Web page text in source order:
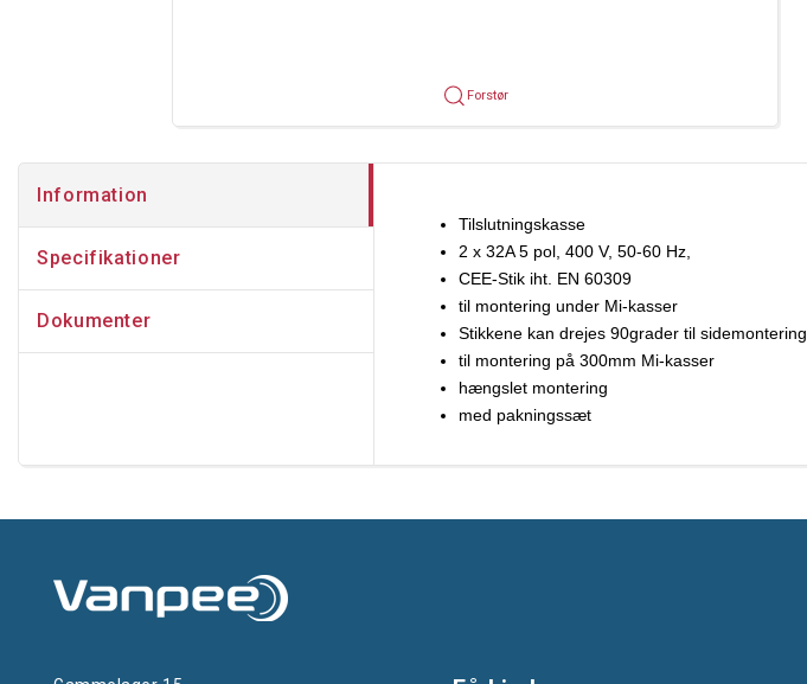
Forstør
Information
Specifikationer
Dokumenter
Tilslutningskasse
2 x 32A 5 pol, 400 V, 50-60 Hz,
CEE-Stik iht. EN 60309
til montering under Mi-kasser
Stikkene kan drejes 90grader til sidemontering
til montering på 300mm Mi-kasser
hængslet montering
med pakningssæt